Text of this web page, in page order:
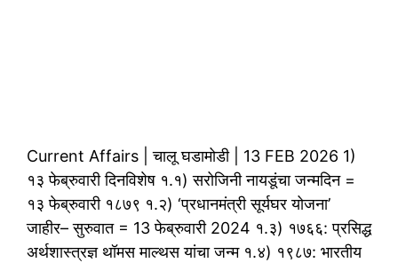
Current Affairs | चालू घडामोडी | 13 FEB 2026 1)
१३ फेब्रुवारी दिनविशेष १.१) सरोजिनी नायडूंचा जन्मदिन =
१३ फेब्रुवारी १८७९ १.२) ‘प्रधानमंत्री सूर्यघर योजना’
जाहीर– सुरुवात = 13 फेब्रुवारी 2024 १.३) १७६६: प्रसिद्ध
अर्थशास्त्रज्ञ थॉमस माल्थस यांचा जन्म १.४) १९८७: भारतीय